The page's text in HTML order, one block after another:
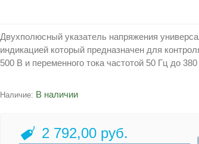
Двухполюсный указатель напряжения
индикацией который предназначен для
500 В и переменного тока частотой 50 Гц до
Наличие: В наличии
2 792,00 руб.